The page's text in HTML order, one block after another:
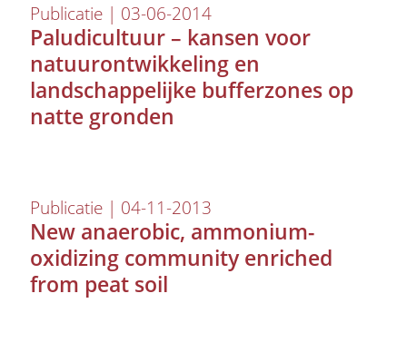
Veldwerkzaamheden
Publicatie | 03-06-2014
Paludicultuur – kansen voor
natuurontwikkeling en
landschappelijke bufferzones op
natte gronden
Publicatie | 04-11-2013
New anaerobic, ammonium-
oxidizing community enriched
from peat soil